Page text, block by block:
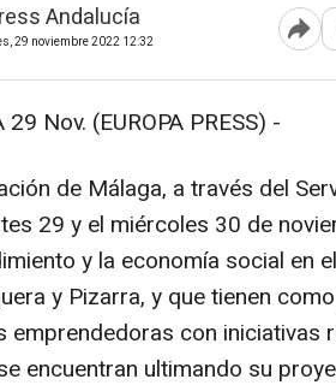
Andalucía
29 noviembre 2022 12:32
29 Nov. (EUROPA PRESS) -
de Málaga, a través del
29 y el miércoles 30 de
y la economía social en
y Pizarra, y que tienen
emprendedoras con iniciativas
encuentran ultimando su